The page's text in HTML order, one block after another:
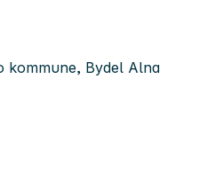
kommune, Bydel Alna